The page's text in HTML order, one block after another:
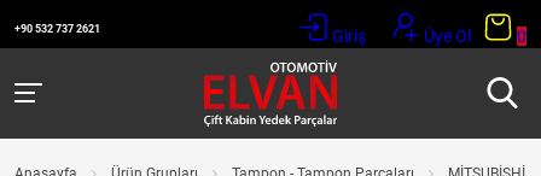
+90 532 737 2621 Giriş Üye Ol 0